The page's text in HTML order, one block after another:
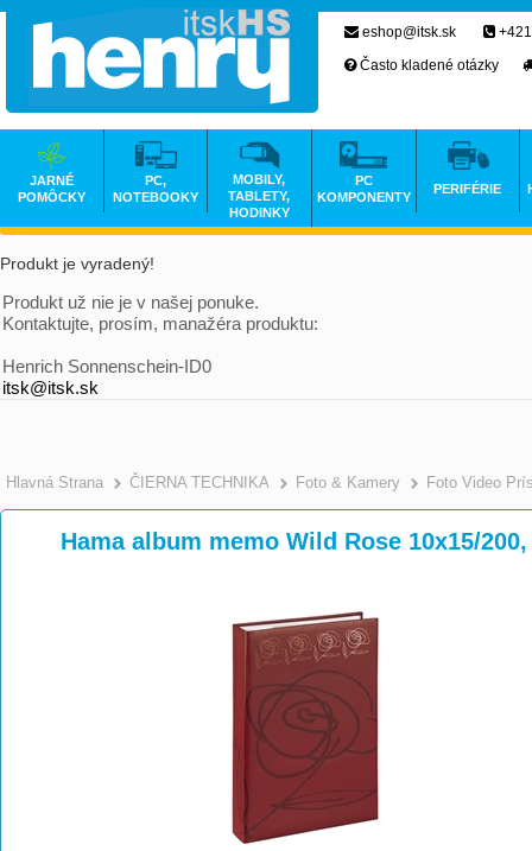
Produkt je vyradený!
Produkt už nie je v našej ponuke.
Kontaktujte, prosím, manažéra produktu:
Henrich Sonnenschein-ID0
itsk@itsk.sk
Hlavná Strana >
ČIERNA TECHNIKA >
Foto & Kamery Foto Video
Hama album memo Wild Rose 10x15/
eshop@itsk.sk
Často kladené otázky
JARNÉ
POMÔCKY
PC,
NOTEBOOKY
MOBILY,
TABLETY,
HODINKY
PC
KOMPONENTY
PERIFÉRIE